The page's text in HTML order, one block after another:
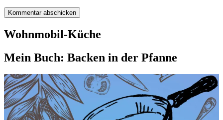
Wohnmobil-Küche
Mein Buch: Backen in der Pfanne